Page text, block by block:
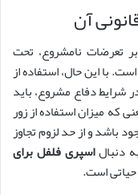
آن
تعرضات نامشروع، تحت
با این حال، استفاده از
شرایط دفاع مشروع، باید
که میزان استفاده از زور
باشد و از حد لزوم تجاوز
دنبالاسپری فلفل برای
است.